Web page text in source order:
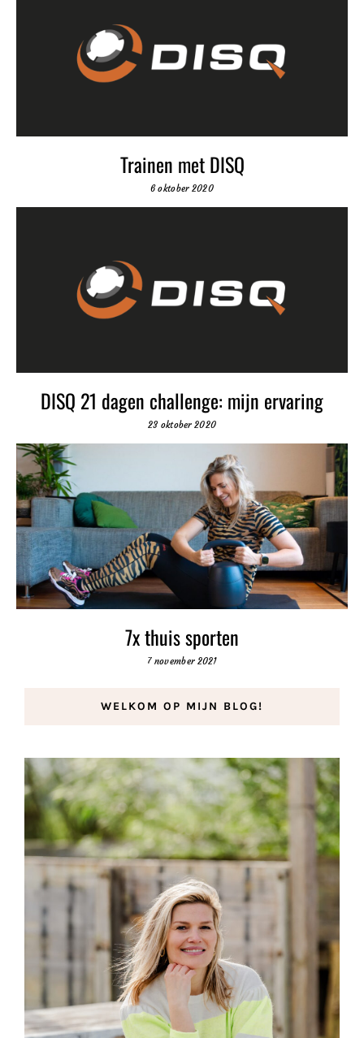
Trainen met DISQ
6 oktober 2020
DISQ 21 dagen challenge: mijn ervaring
23 oktober 2020
7x thuis sporten
7 november 2021
WELKOM OP MIJN BLOG!